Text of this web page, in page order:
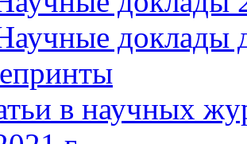
доклады
в научных